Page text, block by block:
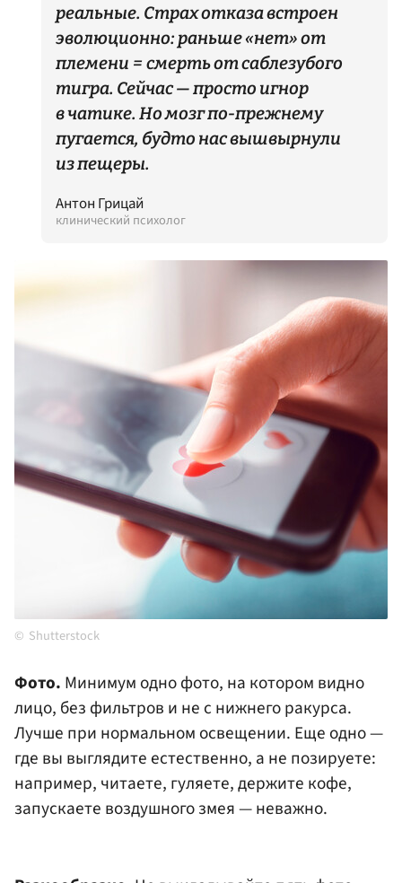
реальные. Страх отказа встроен
эволюционно: раньше «нет» от
племени = смерть от саблезубого
тигра. Сейчас — просто игнор
в чатике. Но мозг по-прежнему
пугается, будто нас вышвырнули
из пещеры.
Антон Грицай
клинический психолог
Shutterstock
Фото. Минимум одно фото, на котором видно
лицо, без фильтров и не с нижнего ракурса.
Лучше при нормальном освещении. Еще одно —
где вы выглядите естественно, а не позируете:
например, читаете, гуляете, держите кофе,
запускаете воздушного змея — неважно.